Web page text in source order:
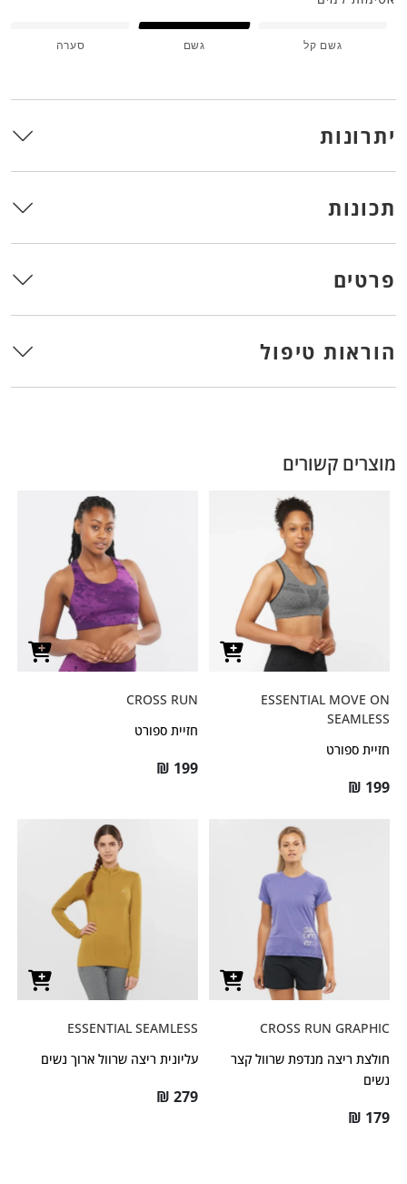
גשם קל גשם סערה
יתרונות
תכונות
פרטים
הוראות טיפול
מוצרים קשורים
ESSENTIAL MOVE ON
SEAMLESS
חזיית ספורט
₪ 199
CROSS RUN
חזיית ספורט
₪ 199
CROSS RUN GRAPHIC
חולצת ריצה מנדפת שרוול קצר
נשים
₪ 179
ESSENTIAL SEAMLESS
עליונית ריצה שרוול ארוך נשים
₪ 279